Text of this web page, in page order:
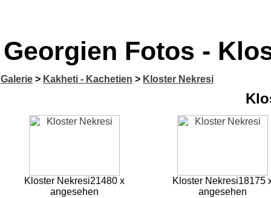
Georgien Fotos -
Galerie > Kakheti - Kachetien > Kloster Nekresi
Kloster Nekresi21480 x
angesehen
Kloster Nekresi18175
angesehen